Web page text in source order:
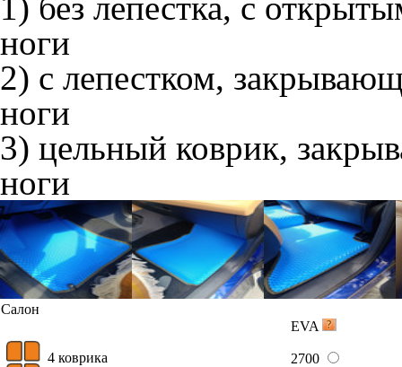
ноги
2) с лепестком,
ноги
3) цельный коврик,
ноги
Салон
EVA
4 коврика
2700